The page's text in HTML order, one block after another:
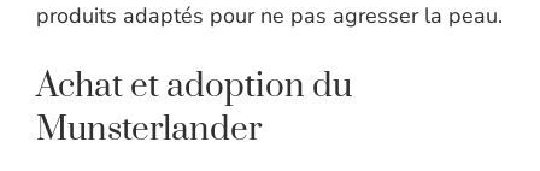
produits adaptés pour ne pas agresser la peau.
Achat et adoption du
Munsterlander